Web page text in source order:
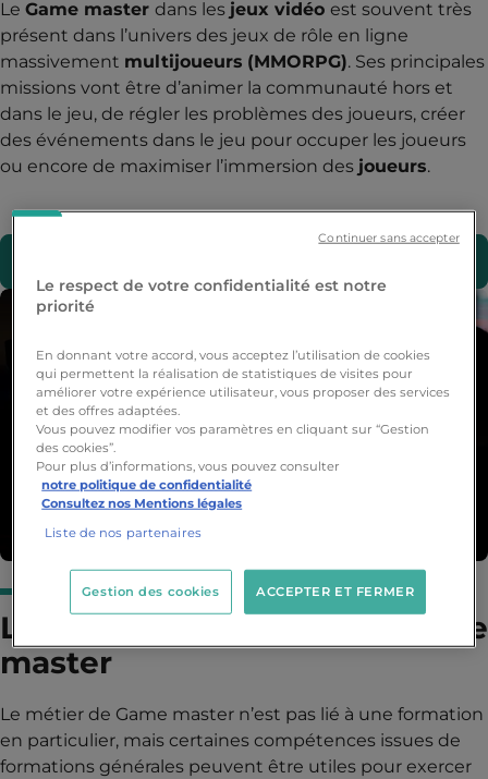
Le Game master dans les jeux vidéo est souvent très
présent dans l’univers des jeux de rôle en ligne
massivement multijoueurs (MMORPG). Ses principales
missions vont être d’animer la communauté hors et
dans le jeu, de régler les problèmes des joueurs, créer
des événements dans le jeu pour occuper les joueurs
ou encore de maximiser l’immersion des joueurs.
Découvrir la formation Marketing &
Les études pour devenir Game
master
Le métier de Game master n’est pas lié à une formation
en particulier, mais certaines compétences issues de
formations générales peuvent être utiles pour exercer
Le respect de votre confidentialité est notre
priorité
En donnant votre accord, vous acceptez l’utilisation de cookies
qui permettent la réalisation de statistiques de visites pour
améliorer votre expérience utilisateur, vous proposer des services
et des offres adaptées.
Vous pouvez modifier vos paramètres en cliquant sur “Gestion
des cookies”.
Pour plus d’informations, vous pouvez consulter
notre politique de confidentialité
Consultez nos Mentions légales
Liste de nos partenaires
ACCEPTER ET FERMER
Gestion des cookies
Continuer sans accepter